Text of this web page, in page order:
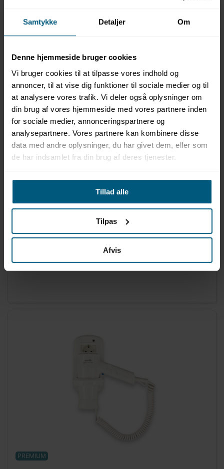
Samtykke Detaljer Om
Denne hjemmeside bruger cookies
Vi bruger cookies til at tilpasse vores indhold og
annoncer, til at vise dig funktioner til sociale medier og til
at analysere vores trafik. Vi deler også oplysninger om
din brug af vores hjemmeside med vores partnere inden
for sociale medier, annonceringspartnere og
analysepartnere. Vores partnere kan kombinere disse
data med andre oplysninger, du har givet dem, eller som
de har indsamlet fra din brug af deres tjenester.
Tillad alle
Tilpas
Afvis
Hårtørrer | Håndholdt med holder | HFTW 12 R | Starmix
PREMIUM